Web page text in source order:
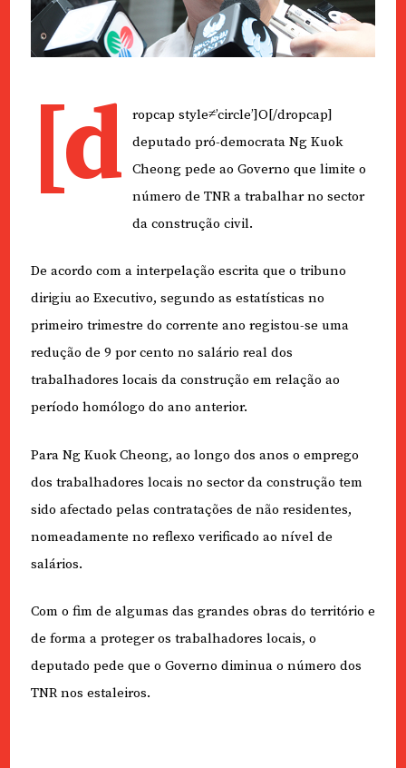
[d
ropcap style≠’circle’]O[/dropcap]
deputado pró-democrata Ng Kuok
Cheong pede ao Governo que limite o
número de TNR a trabalhar no sector
da construção civil.
De acordo com a interpelação escrita que o tribuno
dirigiu ao Executivo, segundo as estatísticas no
primeiro trimestre do corrente ano registou-se uma
redução de 9 por cento no salário real dos
trabalhadores locais da construção em relação ao
período homólogo do ano anterior.
Para Ng Kuok Cheong, ao longo dos anos o emprego
dos trabalhadores locais no sector da construção tem
sido afectado pelas contratações de não residentes,
nomeadamente no reflexo verificado ao nível de
salários.
Com o fim de algumas das grandes obras do território e
de forma a proteger os trabalhadores locais, o
deputado pede que o Governo diminua o número dos
TNR nos estaleiros.